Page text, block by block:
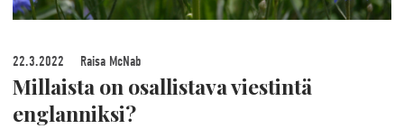
22.3.2022 Raisa McNab
Millaista on osallistava viestintä
englanniksi?